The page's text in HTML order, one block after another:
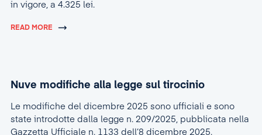
in vigore, a 4.325 lei.
READ MORE
Nuve modifiche alla legge sul tirocinio
Le modifiche del dicembre 2025 sono ufficiali e sono
state introdotte dalla legge n. 209/2025, pubblicata nella
Gazzetta Ufficiale n. 1133 dell’8 dicembre 2025.